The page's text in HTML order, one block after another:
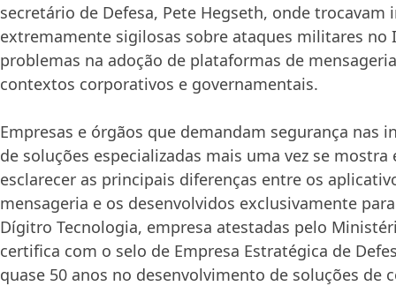
secretário de Defesa, Pete Hegseth, onde trocavam
extremamente sigilosas sobre ataques militares no
problemas na adoção de plataformas de
contextos corporativos e governamentais.
Empresas e órgãos que demandam segurança nas
de soluções especializadas mais uma vez se mostra
esclarecer as principais diferenças entre os
mensageria e os desenvolvidos exclusivamente
Dígitro Tecnologia, empresa atestadas pelo
certifica com o selo de Empresa Estratégica de
quase 50 anos no desenvolvimento de soluções de